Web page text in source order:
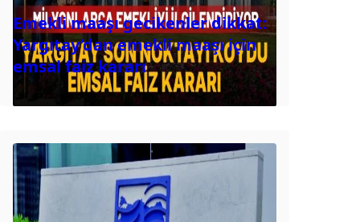
Emekli maaşı gecikenler dikkat:
Yargıtay’dan emekli maaşı için
emsal faiz kararı